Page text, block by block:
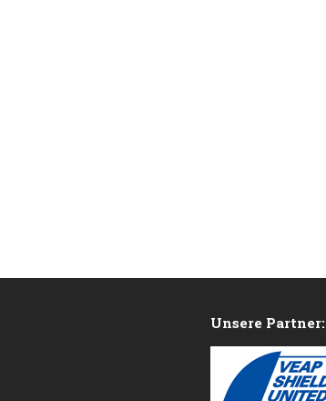
Unsere Partner: